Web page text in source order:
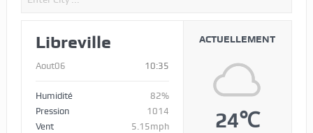
Libreville
Aout06 10:35
Humidité
82%
Pression
1014
Vent
5.15mph
ACTUELLEMENT
24℃